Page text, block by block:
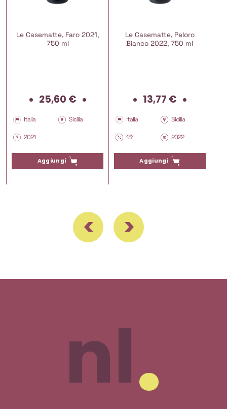
Le Casematte, Faro 2021,
750 ml
25,60 €
Italia Sicilia
2021
Aggiungi
Le Casematte, Peloro
Bianco 2022, 750 ml
13,77 €
Italia Sicilia
13° 2022
Aggiungi
nl